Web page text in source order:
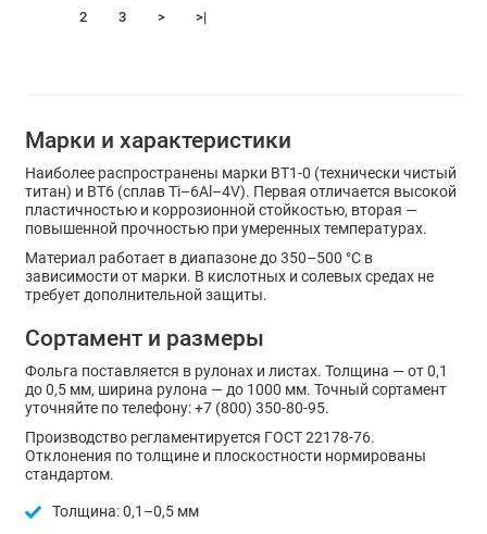
2 3 > >|
Марки и характеристики
Наиболее распространены марки ВТ1-0 (технически чистый
титан) и ВТ6 (сплав Ti–6Al–4V). Первая отличается высокой
пластичностью и коррозионной стойкостью, вторая —
повышенной прочностью при умеренных температурах.
Материал работает в диапазоне до 350–500 °С в
зависимости от марки. В кислотных и солевых средах не
требует дополнительной защиты.
Сортамент и размеры
Фольга поставляется в рулонах и листах. Толщина — от 0,1
до 0,5 мм, ширина рулона — до 1000 мм. Точный сортамент
уточняйте по телефону: +7 (800) 350-80-95.
Производство регламентируется ГОСТ 22178-76.
Отклонения по толщине и плоскостности нормированы
стандартом.
Толщина: 0,1–0,5 мм